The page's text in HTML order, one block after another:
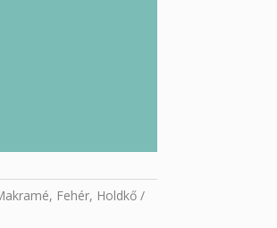
, Fehér, Holdkő